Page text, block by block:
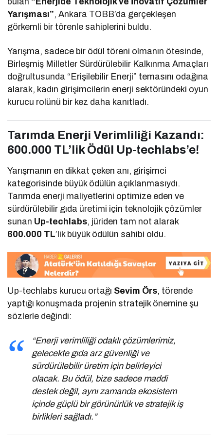
Yarışması”, Ankara TOBB’da gerçekleşen
görkemli bir törenle sahiplerini buldu.
Yarışma, sadece bir ödül töreni olmanın ötesinde,
Birleşmiş Milletler Sürdürülebilir Kalkınma Amaçları
doğrultusunda “Erişilebilir Enerji” temasını odağına
alarak, kadın girişimcilerin enerji sektöründeki oyun
kurucu rolünü bir kez daha kanıtladı.
Tarımda Enerji Verimliliği Kazandı:
600.000 TL’lik Ödül Up-techlabs’e!
Yarışmanın en dikkat çeken anı, girişimci
kategorisinde büyük ödülün açıklanmasıydı.
Tarımda enerji maliyetlerini optimize eden ve
sürdürülebilir gıda üretimi için teknolojik çözümler
sunan Up-techlabs, jüriden tam not alarak
600.000 TL’lik büyük ödülün sahibi oldu.
Up-techlabs kurucu ortağı Sevim Örs, törende
yaptığı konuşmada projenin stratejik önemine şu
sözlerle değindi:
“Enerji verimliliği odaklı çözümlerimiz,
gelecekte gıda arz güvenliği ve
sürdürülebilir üretim için belirleyici
olacak. Bu ödül, bize sadece maddi
destek değil, aynı zamanda ekosistem
içinde güçlü bir görünürlük ve stratejik iş
birlikleri sağladı.”